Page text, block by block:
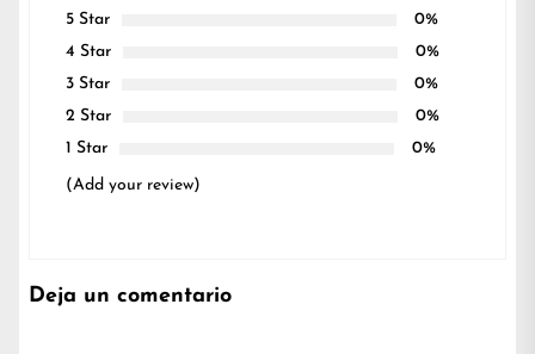
5 Star
0%
4 Star
0%
3 Star
0%
2 Star
0%
1 Star
0%
(Add your review)
Deja un comentario